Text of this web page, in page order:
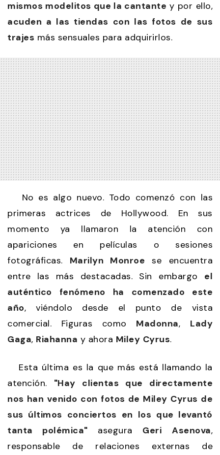
mismos modelitos que la cantante y por ello,
acuden a las tiendas con las fotos de sus
trajes más sensuales para adquirirlos.
No es algo nuevo. Todo comenzó con las
primeras actrices de Hollywood. En sus
momento ya llamaron la atención con
apariciones en películas o sesiones
fotográficas. Marilyn Monroe se encuentra
entre las más destacadas. Sin embargo el
auténtico fenómeno ha comenzado este
año, viéndolo desde el punto de vista
comercial. Figuras como Madonna, Lady
Gaga, Riahanna y ahora Miley Cyrus.
Esta última es la que más está llamando la
atención. "Hay clientas que directamente
nos han venido con fotos de Miley Cyrus de
sus últimos conciertos en los que levantó
tanta polémica" asegura Geri Asenova,
responsable de relaciones externas de